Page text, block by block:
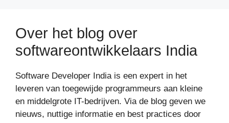
Over het blog over
softwareontwikkelaars India
Software Developer India is een expert in het
leveren van toegewijde programmeurs aan kleine
en middelgrote IT-bedrijven. Via de blog geven we
nieuws, nuttige informatie en best practices door